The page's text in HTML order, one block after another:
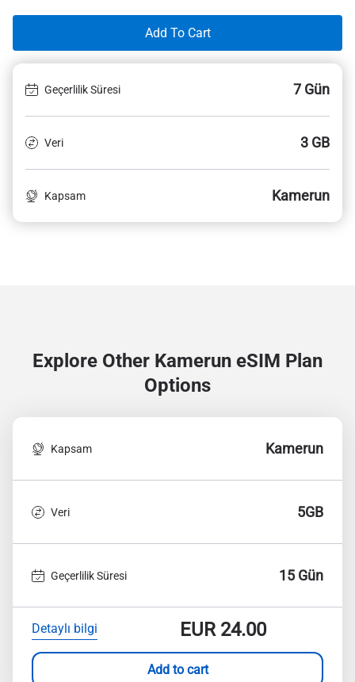
Add To Cart
Geçerlilik Süresi 7 Gün
Veri 3 GB
Kapsam Kamerun
Explore Other Kamerun eSIM Plan
Options
Kapsam Kamerun
Veri 5GB
Geçerlilik Süresi 15 Gün
Detaylı bilgi EUR24.00
Add to cart